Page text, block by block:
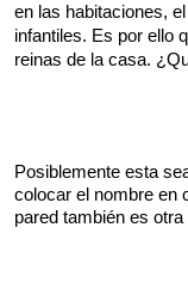
en las habitaciones,
infantiles. Es por ello
reinas de la casa.
Posiblemente esta
colocar el nombre en
pared también es